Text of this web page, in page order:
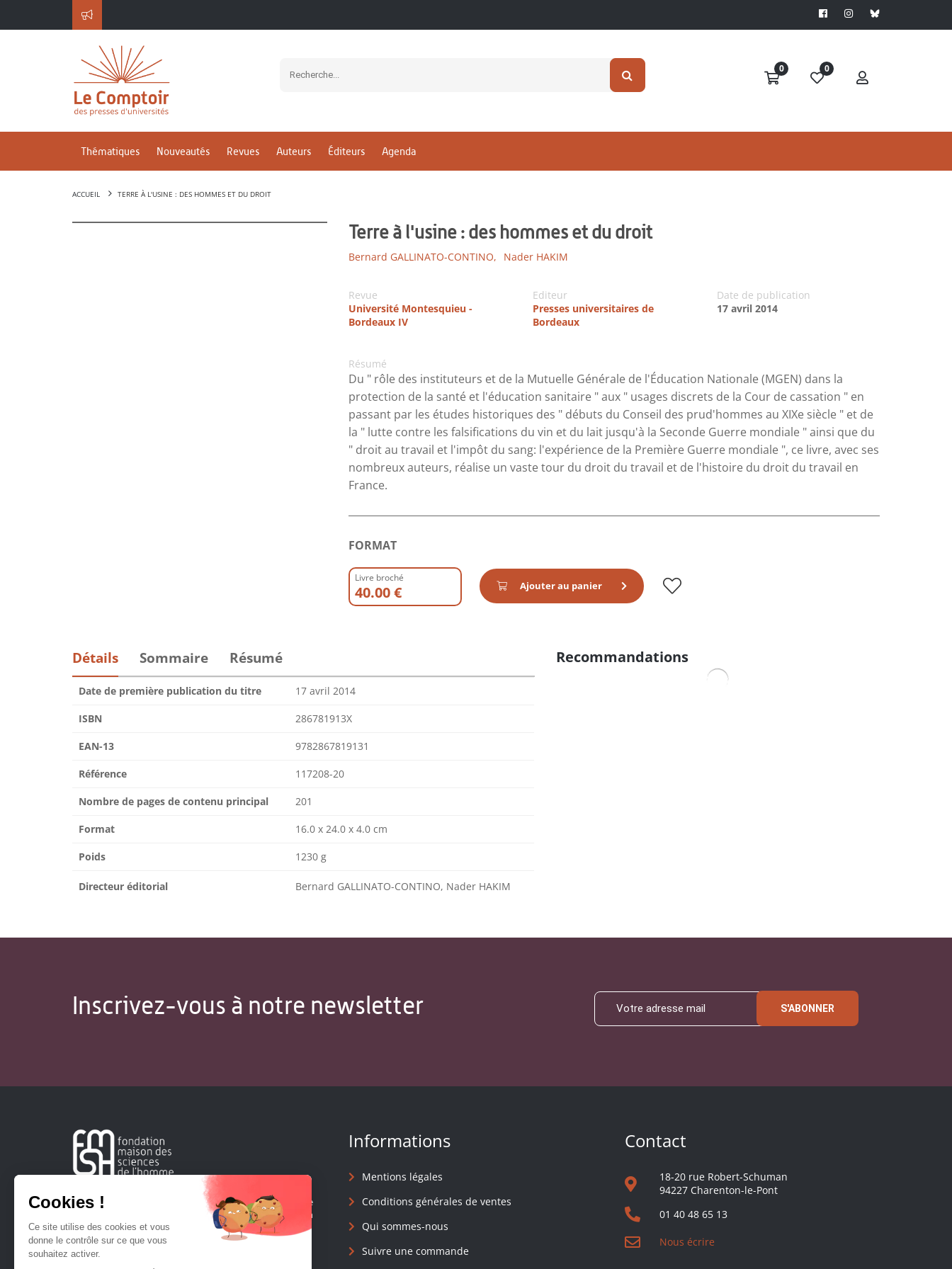
0 0
Thématiques Nouveautés Revues Auteurs Éditeurs Agenda
ACCUEIL TERRE À L'USINE : DES HOMMES ET DU DROIT
Terre à l'usine : des hommes et du droit
Bernard GALLINATO-CONTINO, Nader HAKIM
Revue
Université Montesquieu -
Bordeaux IV
Editeur
Presses universitaires de
Bordeaux
Date de publication
17 avril 2014
Résumé
Du " rôle des instituteurs et de la Mutuelle Générale de l'Éducation Nationale (MGEN) dans la
protection de la santé et l'éducation sanitaire " aux " usages discrets de la Cour de cassation " en
passant par les études historiques des " débuts du Conseil des prud'hommes au XIXe siècle " et de
la " lutte contre les falsifications du vin et du lait jusqu'à la Seconde Guerre mondiale " ainsi que du
" droit au travail et l'impôt du sang: l'expérience de la Première Guerre mondiale ", ce livre, avec ses
nombreux auteurs, réalise un vaste tour du droit du travail et de l'histoire du droit du travail en
France.
FORMAT
Livre broché
40.00 € Ajouter au panier
Détails Sommaire Résumé
Date de première publication du titre 17 avril 2014
ISBN 286781913X
EAN-13 9782867819131
Référence 117208-20
Nombre de pages de contenu principal 201
Format 16.0 x 24.0 x 4.0 cm
Poids 1230 g
Directeur éditorial Bernard GALLINATO-CONTINO, Nader HAKIM
Recommandations
Inscrivez-vous à notre newsletter S'ABONNER
Créée en 1963, la Fondation Maison Sciences de l'Homme
soutient la recherche et la diffusion des connaissances en
sciences humaines et sociales.
Informations
Mentions légales
Conditions générales de ventes
Qui sommes-nous
Suivre une commande
Contact
18-20 rue Robert-Schuman
94227 Charenton-le-Pont
01 40 48 65 13
Nous écrire